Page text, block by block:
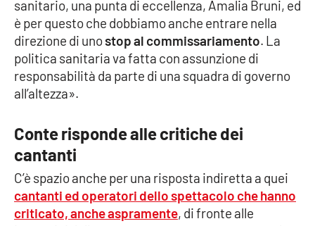
Storie
LAC
NETWORK
Lacplay.it
Lactv.it
Laconair.it
Lacitymag.it
sanitario, una punta di eccellenza, Amalia Bruni, ed
è per questo che dobbiamo anche entrare nella
direzione di unostop al commissariamento. La
politica sanitaria va fatta con assunzione di
responsabilità da parte di una squadra di governo
all’altezza».
Conte risponde alle critiche dei
cantanti
C’è spazio anche per una risposta indiretta a quei
cantanti ed operatori dello spettacolo che hanno
criticato, anche aspramente, di fronte alle